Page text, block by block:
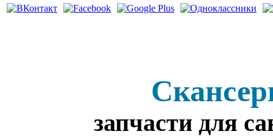
запчасти для